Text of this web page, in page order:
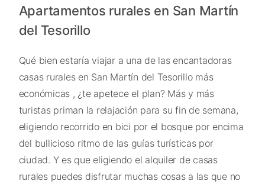
Apartamentos rurales en San Martín
del Tesorillo
Qué bien estaría viajar a una de las encantadoras
casas rurales en San Martín del Tesorillo más
económicas , ¿te apetece el plan? Más y más
turistas priman la relajación para su fin de semana,
eligiendo recorrido en bici por el bosque por encima
del bullicioso ritmo de las guías turísticas por
ciudad. Y es que eligiendo el alquiler de casas
rurales puedes disfrutar muchas cosas a las que no